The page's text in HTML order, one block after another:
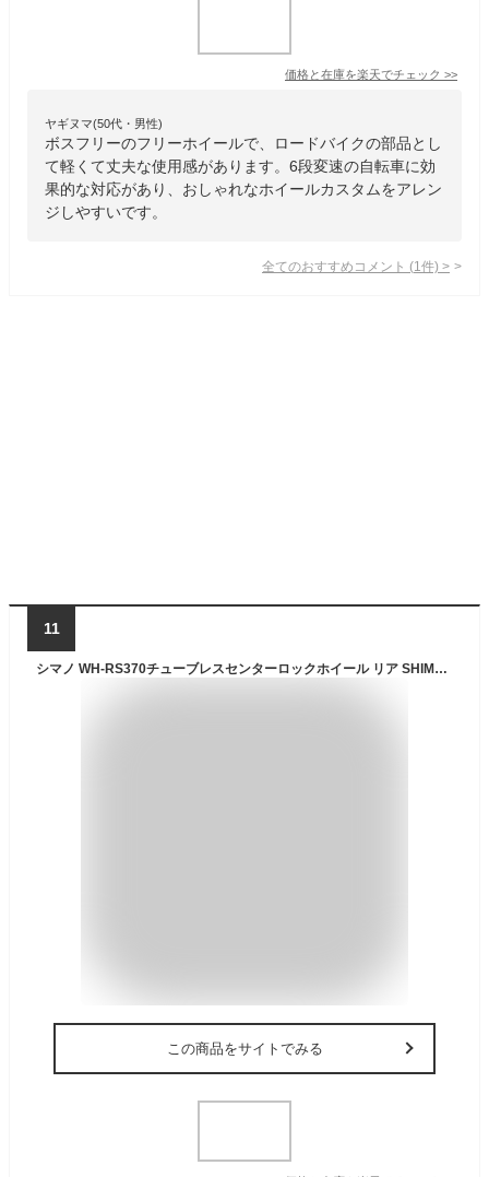
価格と在庫を楽天でチェック >>
ヤギヌマ(50代・男性)
ボスフリーのフリーホイールで、ロードバイクの部品とし
て軽くて丈夫な使用感があります。6段変速の自転車に効
果的な対応があり、おしゃれなホイールカスタムをアレン
ジしやすいです。
全てのおすすめコメント (1 件) >
11
シマノ WH-RS370チューブレスセンターロックホイール リア SHIMANO 送料無料
この商品をサイトでみる